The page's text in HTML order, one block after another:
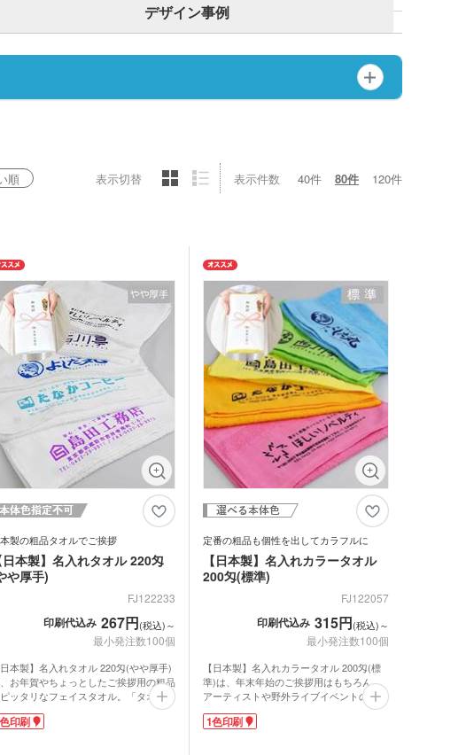
デザイン事例
順 表示切替 表示件数 40件 80件 120件
製の粗品タオルでご挨拶
日本製】名入れタオル 220匁
や厚手)
FJ122233
印刷代込み 267円(税込)～
最小発注数100個
日本製】名入れタオル 220匁(やや厚手)
お年賀やちょっとしたご挨拶用の粗品
ッタリなフェイスタオル。「タオル産
祥地」として有名な泉州産です。やや
のある生地感で、のしを付けてお渡し
印刷
定番の粗品も個性を出してカラフルに
【日本製】名入れカラータオル
200匁(標準)
FJ122057
印刷代込み 315円(税込)～
最小発注数100個
【日本製】名入れカラータオル 200匁(標
準)は、年末年始のご挨拶用はもちろん、
アーティストや野外ライブイベントのグッ
ズにもおすすめのフェイスタオル。鮮やか
なカラーでインパクト抜群です。「平地」
1色印刷
ポリエステルトートバッグ
ボトルホルダー・ペットボ
トルホルダー
オリジナルユニフォーム
ブックカバー・ルーペ・し
短納期付箋（ふせん）
消しゴム・修正テープ
木製キーホルダー・ウッド
記念品 ボトル・水筒
記念品 時計
記念品 タオル
記念品 USBグッズ
オリジナルミニハンカチタ
オル
オリジナルスポーツタオル
ノベルティタオル
タブレットケース
スマホクリーナー・マイク
ロファイバークロス
スマホ関連アクセサリー
ラジオ
アルミブランケット他
ランチボックス・お弁当
箱・フードポット
キッチン雑貨
ウェットティッシュ
バスグッズ
ミラー